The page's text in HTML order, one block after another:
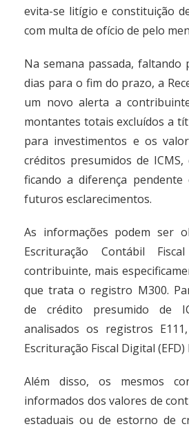
evita-se litígio e constituição
com multa de ofício de pelo
Na semana passada, faltando
dias para o fim do prazo, a
um novo alerta a
montantes totais excluídos a
para investimentos e os
créditos presumidos de
ficando a diferença pendente
futuros esclarecimentos.
As informações podem ser
Escrituração Contábil
contribuinte, mais
que trata o registro M300.
de crédito presumido de
analisados os registros
Escrituração Fiscal Digital (EFD)
Além disso, os mesmos
informados dos valores de
estaduais ou de estorno de